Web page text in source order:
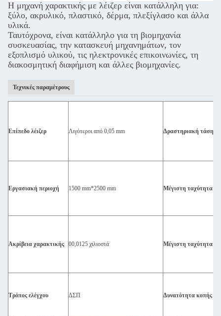
Η μηχανή χαρακτικής με λέιζερ είναι κατάλληλη για:
ξύλο, ακρυλικό, πλαστικό, δέρμα, πλεξίγλασο και άλλα
υλικά.
Ταυτόχρονα, είναι κατάλληλο για τη βιομηχανία
συσκευασίας, την κατασκευή μηχανημάτων, τον
εξοπλισμό υλικού, τις ηλεκτρονικές επικοινωνίες, τη
διακοσμητική διαφήμιση και άλλες βιομηχανίες.
Τεχνικές παραμέτρους
Επίπεδο λέιζερ Λιγότεροι από 0,05 mm Δραστηριακή τάση
Εργασιακή περιοχή 1500 mm*2500 mm Μέγιστη ταχύτητα
Ακρίβεια χαρακτικής 00,0125 χιλιοστά Μέγιστη ταχύτητα
Τρόπος ελέγχου ΔΣΠ Δυνατότητα κοπής